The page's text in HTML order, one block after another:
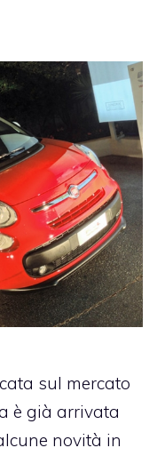
sul mercato
è già arrivata
novità in